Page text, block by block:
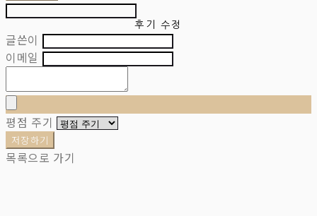
후기 수정
글쓴이
이메일
평점 주기
저장하기
목록으로 가기